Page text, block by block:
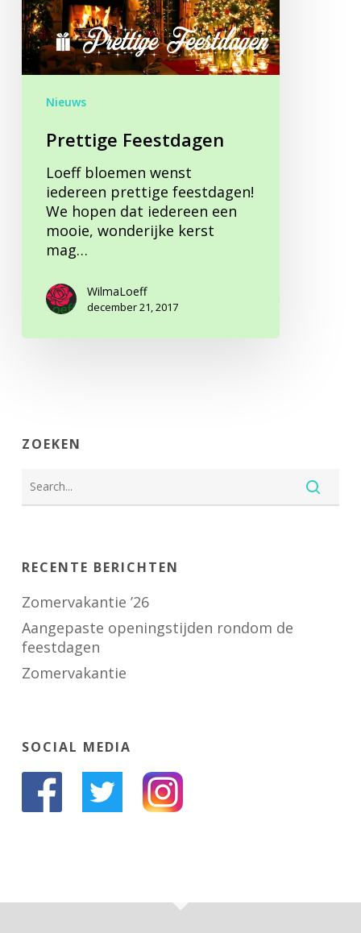
Nieuws
Prettige Feestdagen
Loeff bloemen wenst
iedereen prettige feestdagen!
‍We hopen dat iedereen een
mooie, wonderijke kerst
mag…
WilmaLoeff
december 21, 2017
ZOEKEN
RECENTE BERICHTEN
Zomervakantie ’26
Aangepaste openingstijden rondom de
feestdagen
Zomervakantie
SOCIAL MEDIA